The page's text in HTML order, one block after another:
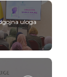
uloga